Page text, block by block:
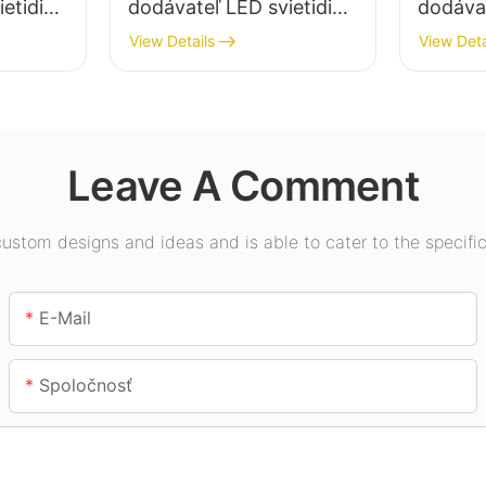
dodávateľ LED svietidiel
do vysokých hal pre
priemyselné závody,
View Details
pre
View
Leave A Comment
designs and ideas and is able to cater to the specific
E-Mail
Spoločnosť